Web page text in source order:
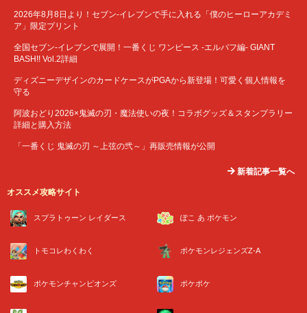
2026年8月8日より！セブン‐イレブンで手に入れる「僕のヒーローアカデミ
ア」限定プリント
全国セブン‐イレブンで展開！一番くじ ワンピース -エルバフ編- GIANT
BASH!! Vol.2詳細
ディズニーデザインのカードケースがPGAから新登場！可愛く個人情報を
守る
阿波おどり2026×鬼滅の刃・魔法使いの夜！コラボグッズ＆スタンプラリー
詳細と購入方法
「一番くじ 鬼滅の刃 ～上弦の弐～」再販売情報が公開
新着記事一覧へ
オススメ攻略サイト
スプラトゥーン レイダース ぽこ あ ポケモン
トモコレわくわく ポケモンレジェンズZ-A
ポケモンチャンピオンズ ポケポケ